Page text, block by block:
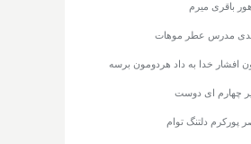
باقری میرم
مدرس عطر موهات
افشار خدا به داد هردومون برسه
چهارم ای دوست
پورکرم دلتنگ توام